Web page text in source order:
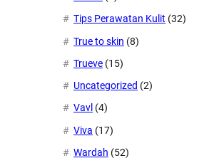
Tips Perawatan Kulit (32)
True to skin (8)
Trueve (15)
Uncategorized (2)
Vavl (4)
Viva (17)
Wardah (52)